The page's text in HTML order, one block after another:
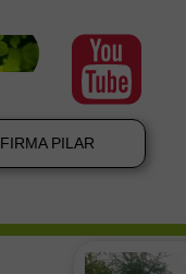
FIRMA PILAR